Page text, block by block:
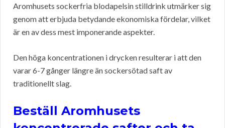
Aromhusets sockerfria blodapelsin stilldrink utmärker sig
genom att erbjuda betydande ekonomiska fördelar, vilket
är en av dess mest imponerande aspekter.
Den höga koncentrationen i drycken resulterar i att den
varar 6-7 gånger längre än sockersötad saft av
traditionellt slag.
Beställ Aromhusets